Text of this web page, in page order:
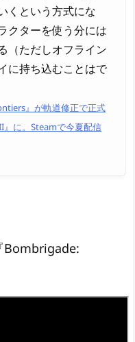
くという方式にな
クターを使う分には
（ただしオフライン
に持ち込むことはで
』が軌道修正で正式
に。Steamで今夏配信
Bombrigade: